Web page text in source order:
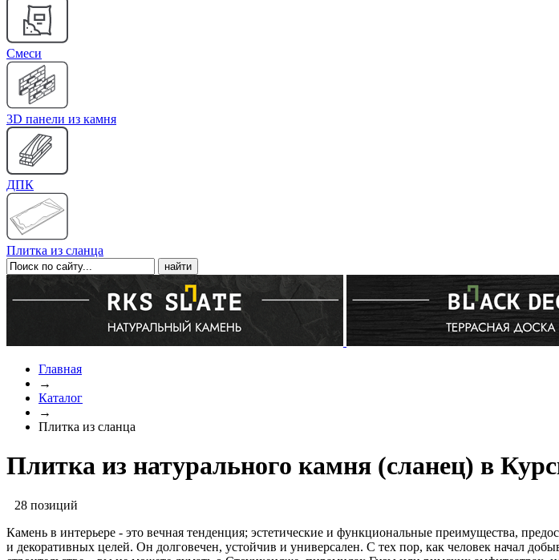
Cмеси
3D панели из камня
ДПК
Плитка из сланца
Главная
→
Каталог
→
Плитка из сланца
Плитка из натурального камня (сланец) в
28 позиций
Камень в интерьере - это вечная тенденция; эстетические и функциональные преимущества,
и декоративных целей. Он долговечен, устойчив и универсален. С тех пор, как человек начал